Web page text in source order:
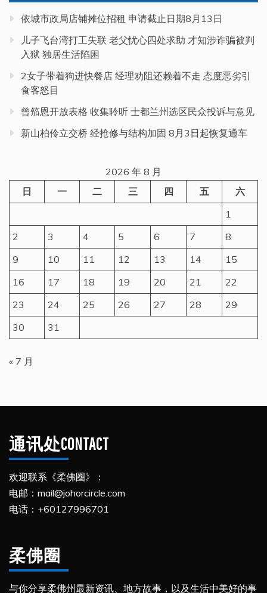
依城市政局店铺摊位招租 申请截止日期8月13日
儿子飞台湾打工失联 老父忧心四处求助 才知涉诈骗被判
入狱 独居生活陷困
2女子带着狗进快餐店 经理劝阻还赖着不走 态度恶劣引
食客怒目
曾笳恩开放表格 收集聆听 士都兰州选区民众投诉与意见
新山柏伶立交桥 经抢修与结构加固 8月3日起恢复通车
2026 年 8 月
日
一 二 三 四 五
六
1
2
3 4 5 6 7
8
9
10 11 12 13 14
15
16
17 18 19 20 21
22
23
24 25 26 27 28
29
30
31
« 7 月
通讯处CONTACT
欢迎联系《柔佛圈》：
电邮：mail@johorcircle.com
电话：+60127996701
柔佛圈
与你分享柔佛州最新资讯、地方故事，以及生活中美好的事